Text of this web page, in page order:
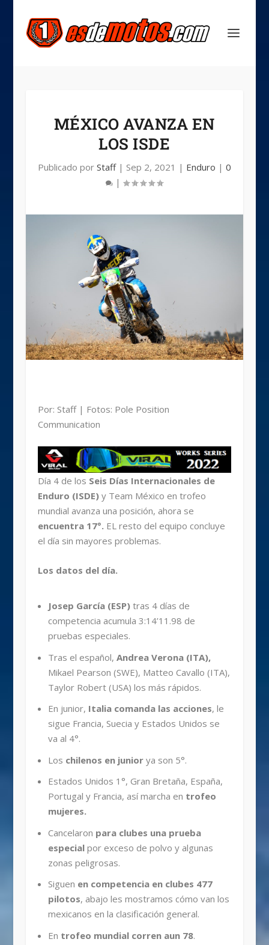
MÉXICO AVANZA EN
LOS ISDE
Publicado por Staff| Sep 2, 2021 | Enduro | 0
|
Por: Staff | Fotos: Pole Position
Communication
Día 4 de los Seis Días Internacionales de
Enduro (ISDE)y Team México en trofeo
mundial avanza una posición, ahora se
encuentra 17°. EL resto del equipo concluye
el día sin mayores problemas.
Los datos del día.
Josep García (ESP)tras 4 días de
competencia acumula 3:14’11.98 de
pruebas especiales.
Tras el español, Andrea Verona (ITA),
Mikael Pearson (SWE), Matteo Cavallo (ITA),
Taylor Robert (USA) los más rápidos.
En junior, Italia comanda las acciones, le
sigue Francia, Suecia y Estados Unidos se
va al 4°.
Los chilenos en junior ya son 5°.
Estados Unidos 1°, Gran Bretaña, España,
Portugal y Francia, así marcha en trofeo
mujeres.
Cancelaron para clubes una prueba
especial por exceso de polvo y algunas
zonas peligrosas.
Siguen en competencia en clubes 477
pilotos, abajo les mostramos cómo van los
mexicanos en la clasificación general.
En trofeo mundial corren aun 78.